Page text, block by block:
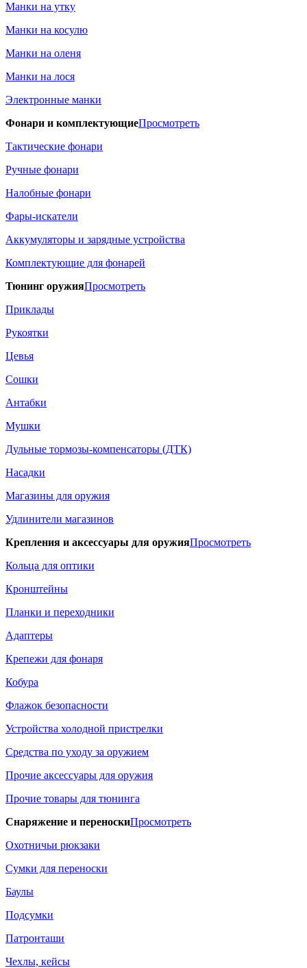
Манки на утку
Манки на косулю
Манки на оленя
Манки на лося
Электронные манки
Фонари и комплектующиеПросмотреть
Тактические фонари
Ручные фонари
Налобные фонари
Фары-искатели
Аккумуляторы и зарядные устройства
Комплектующие для фонарей
Тюнинг оружияПросмотреть
Приклады
Рукоятки
Цевья
Сошки
Антабки
Мушки
Дульные тормозы-компенсаторы (ДТК)
Насадки
Магазины для оружия
Удлинители магазинов
Крепления и аксессуары для оружияПросмотреть
Кольца для оптики
Кронштейны
Планки и переходники
Адаптеры
Крепежи для фонаря
Кобура
Флажок безопасности
Устройства холодной пристрелки
Средства по уходу за оружием
Прочие аксессуары для оружия
Прочие товары для тюнинга
Снаряжение и переноскиПросмотреть
Охотничьи рюкзаки
Сумки для переноски
Баулы
Подсумки
Патронташи
Чехлы, кейсы